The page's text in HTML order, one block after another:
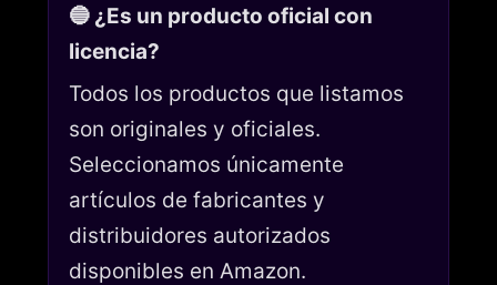
🔵 ¿Es un producto oficial con
licencia?
Todos los productos que listamos
son originales y oficiales.
Seleccionamos únicamente
artículos de fabricantes y
distribuidores autorizados
disponibles en Amazon.